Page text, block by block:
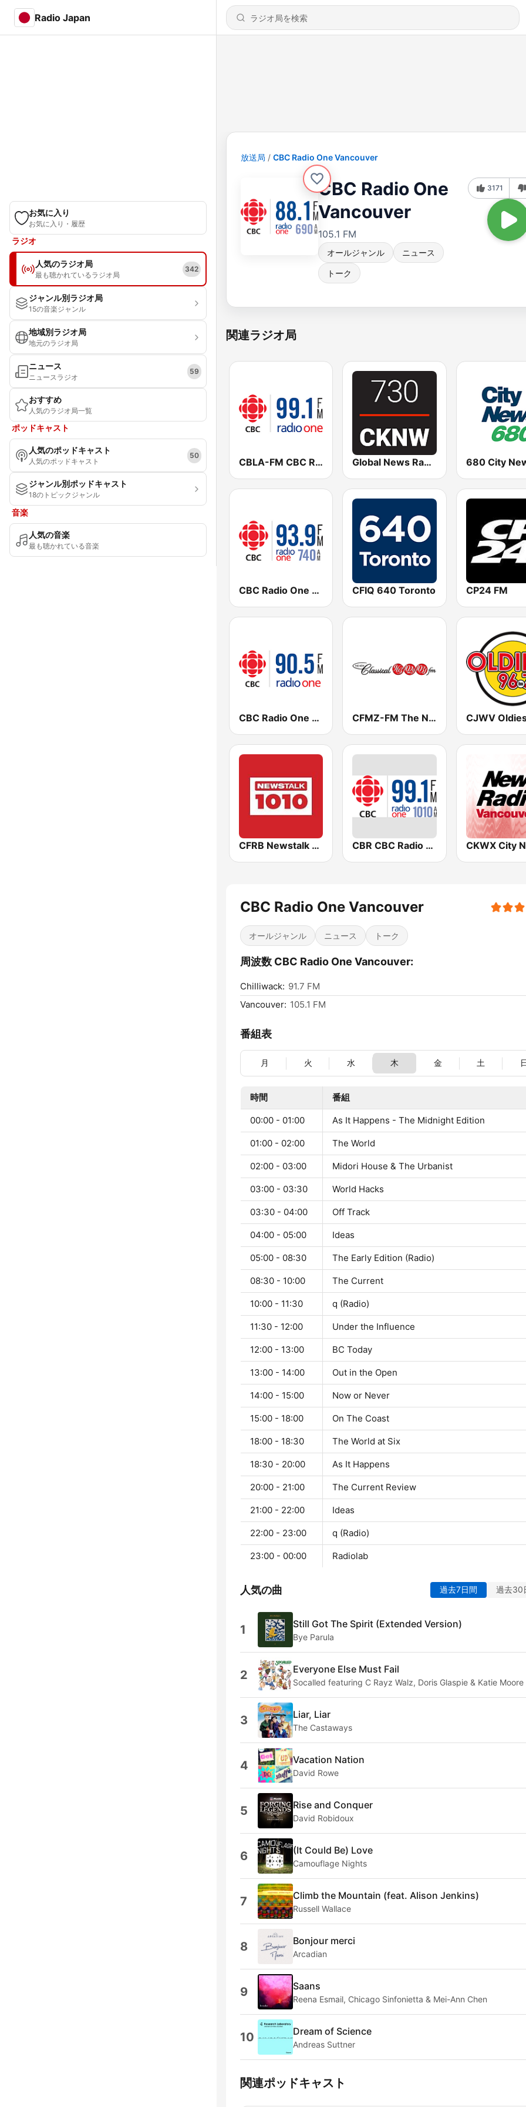
Radio Japan
お気に入り
お気に入り・履歴
ラジオ
人気のラジオ局
最も聴かれているラジオ局
342
ジャンル別ラジオ局
15の音楽ジャンル
地域別ラジオ局
地元のラジオ局
ニュース
ニュースラジオ
59
おすすめ
人気のラジオ局一覧
ポッドキャスト
人気のポッドキャスト
人気のポッドキャスト
50
ジャンル別ポッドキャスト
18のトピックジャンル
音楽
人気の音楽
最も聴かれている音楽
放送局 CBC Radio One Vancouver
CBC Radio One
Vancouver
105.1 FM
オールジャンル ニュース
トーク
3171
関連ラジオ局
CBLA-FM CBC Radio One Toronto Global News Radio 730 CKNW 680 City
CBC Radio One Edmonton CFIQ 640 Toronto CP24 FM
CBC Radio One Victoria CFMZ-FM The New Classical FM
CFRB Newstalk 1010 CBR CBC Radio One Calgary
CBC Radio One Vancouver
オールジャンル ニュース トーク
周波数 CBC Radio One Vancouver:
Chilliwack: 91.7 FM
Vancouver: 105.1 FM
番組表
月 火 水 木 金 土
時間 番組
00:00 - 01:00 As It Happens - The Midnight Edition
01:00 - 02:00 The World
02:00 - 03:00 Midori House & The Urbanist
03:00 - 03:30 World Hacks
03:30 - 04:00 Off Track
04:00 - 05:00 Ideas
05:00 - 08:30 The Early Edition (Radio)
08:30 - 10:00 The Current
10:00 - 11:30 q (Radio)
11:30 - 12:00 Under the Influence
12:00 - 13:00 BC Today
13:00 - 14:00 Out in the Open
14:00 - 15:00 Now or Never
15:00 - 18:00 On The Coast
18:00 - 18:30 The World at Six
18:30 - 20:00 As It Happens
20:00 - 21:00 The Current Review
21:00 - 22:00 Ideas
22:00 - 23:00 q (Radio)
23:00 - 00:00 Radiolab
人気の曲 過去7日間 過去30
1 Still Got The Spirit (Extended Version)
Bye Parula
2 Everyone Else Must Fail
Socalled featuring C Rayz Walz, Doris Glaspie & Katie Moore
3 Liar, Liar
The Castaways
4 Vacation Nation
David Rowe
5 Rise and Conquer
David Robidoux
6 (It Could Be) Love
Camouflage Nights
7 Climb the Mountain (feat. Alison Jenkins)
Russell Wallace
8 Bonjour merci
Arcadian
9 Saans
Reena Esmail, Chicago Sinfonietta & Mei-Ann Chen
10 Dream of Science
Andreas Suttner
関連ポッドキャスト